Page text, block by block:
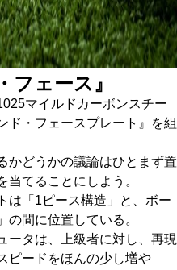
フェース』
マイルドカーボンスチー
ド・フェースプレート』を組
かどうかの議論はひとまず置
てることにしよう。
は「1ピース構造」と、ボー
の間に位置している。
ータは、上級者に対し、再現
ピードをほんの少し増や